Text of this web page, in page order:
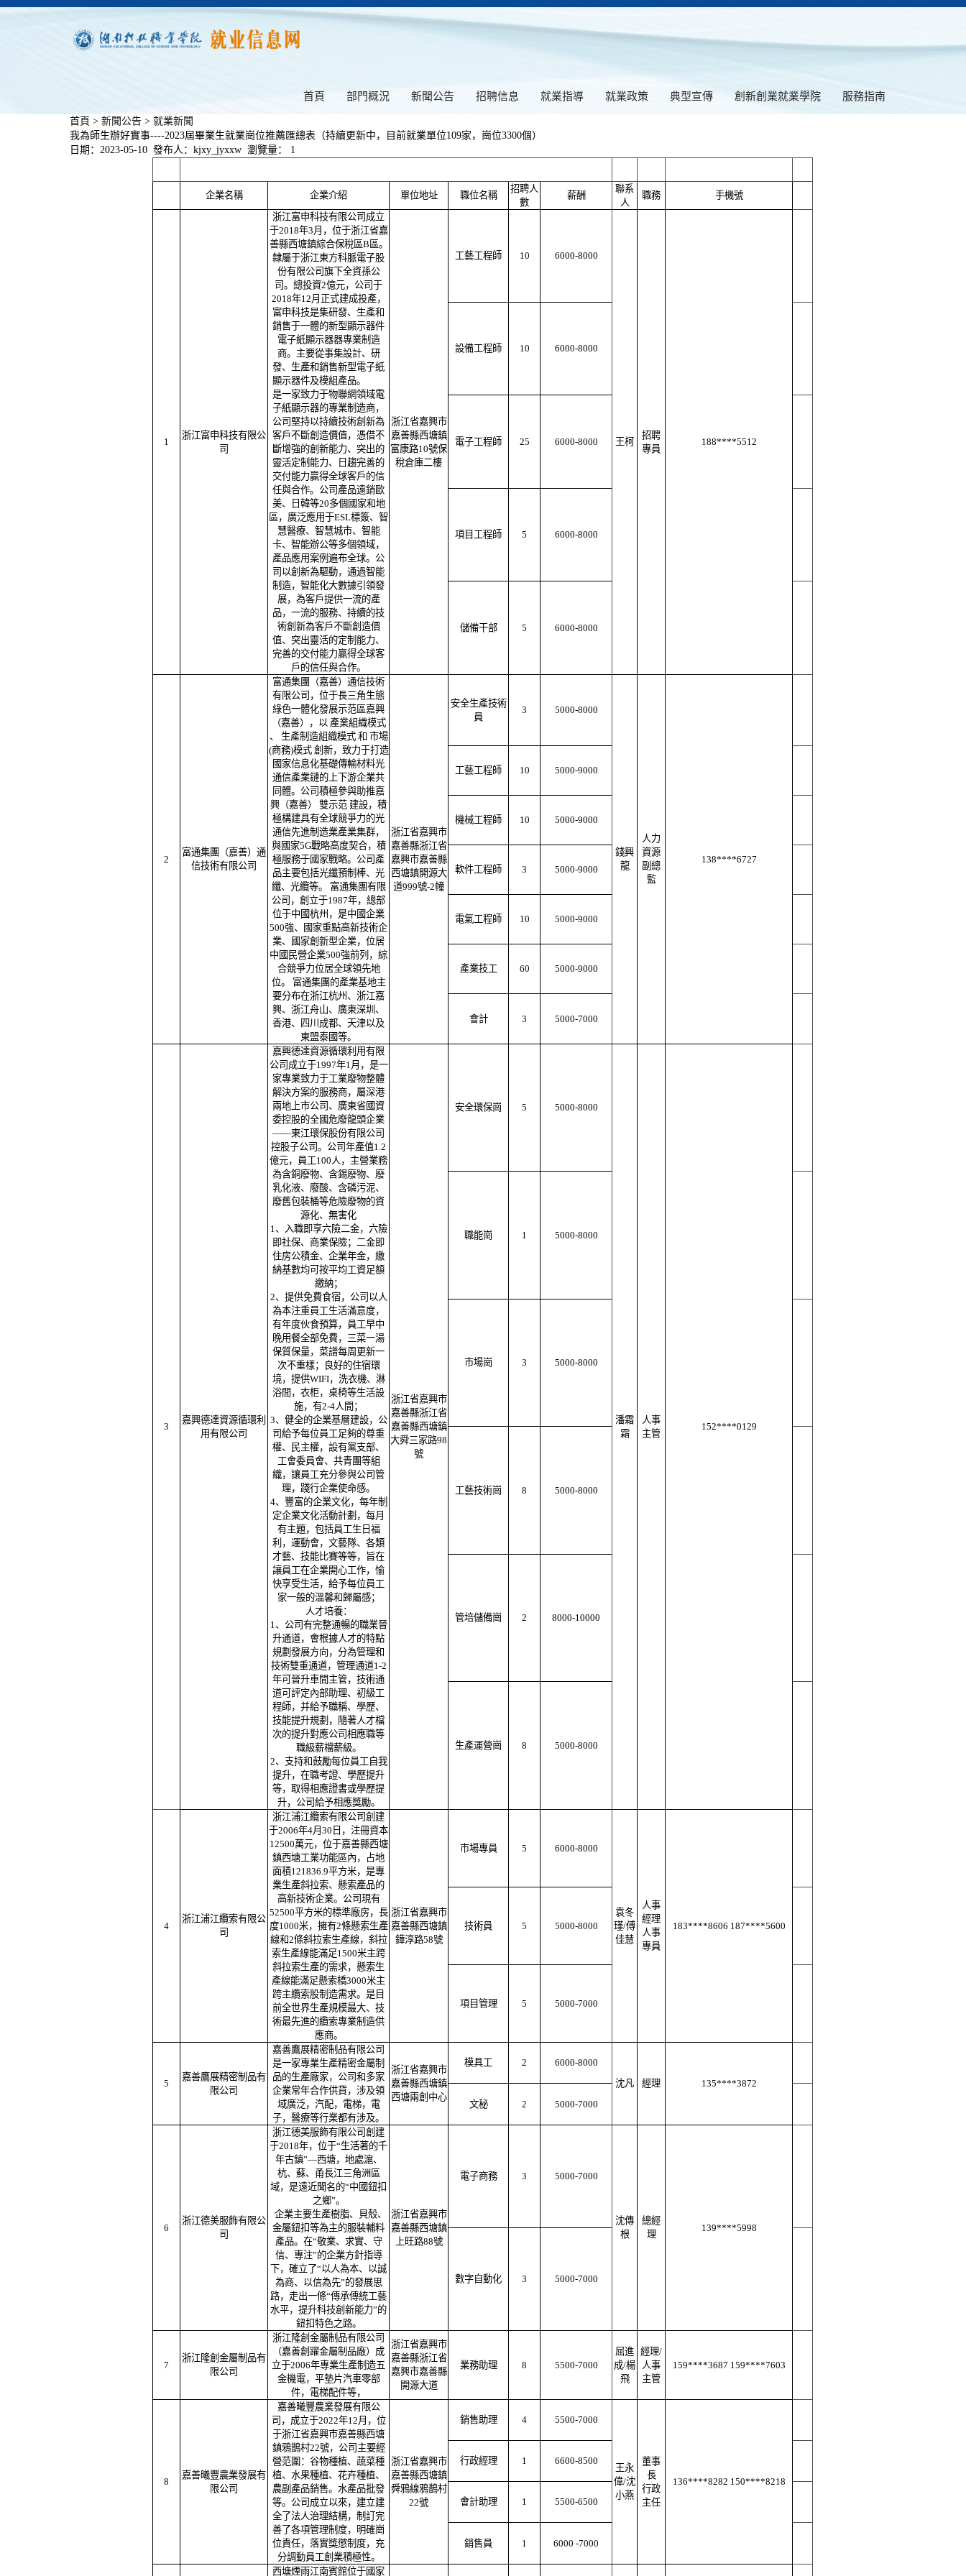
首頁 部門概況 新聞公告 招聘信息 就業指導 就業政策 典型宣傳 創新創業就業學院 服務指南
首頁 > 新聞公告 > 就業新聞
我為師生辦好實事----2023屆畢業生就業崗位推薦匯總表（持續更新中，目前就業單位109家，崗位3300個）
日期：2023-05-10 發布人：kjxy_jyxxw 瀏覽量： 1
企業名稱 企業介紹 單位地址 職位名稱
招聘人
數
薪酬
聯系
人
職務 手機號
1
浙江富申科技有限公
司
浙江富申科技有限公司成立
于2018年3月，位于浙江省嘉
善縣西塘鎮綜合保稅區B區。
隸屬于浙江東方科脈電子股
份有限公司旗下全資孫公
司。總投資2億元，公司于
2018年12月正式建成投產，
富申科技是集研發、生產和
銷售于一體的新型顯示器件
電子紙顯示器器專業制造
商。主要從事集設計、研
發、生產和銷售新型電子紙
顯示器件及模組產品。
是一家致力于物聯網領域電
子紙顯示器的專業制造商，
公司堅持以持續技術創新為
客戶不斷創造價值，憑借不
斷增強的創新能力、突出的
靈活定制能力、日趨完善的
交付能力贏得全球客戶的信
任與合作。公司產品遠銷歐
美、日韓等20多個國家和地
區，廣泛應用于ESL標簽、智
慧醫療、智慧城市、智能
卡、智能辦公等多個領域，
產品應用案例遍布全球。公
司以創新為驅動，通過智能
制造，智能化大數據引領發
展，為客戶提供一流的產
品，一流的服務、持續的技
術創新為客戶不斷創造價
值、突出靈活的定制能力、
完善的交付能力贏得全球客
戶的信任與合作。
浙江省嘉興市
嘉善縣西塘鎮
富康路10號保
稅倉庫二樓
工藝工程師 10 6000-8000
王柯
招聘
專員
188****5512
設備工程師 10 6000-8000
電子工程師 25 6000-8000
項目工程師 5 6000-8000
儲備干部 5 6000-8000
2
富通集團（嘉善）通
信技術有限公司
富通集團（嘉善）通信技術
有限公司，位于長三角生態
綠色一體化發展示范區嘉興
（嘉善），以 產業組織模式
、 生產制造組織模式 和 市場
(商務)模式 創新，致力于打造
國家信息化基礎傳輸材料光
通信產業鏈的上下游企業共
同體。公司積極參與助推嘉
興（嘉善） 雙示范 建設，積
極構建具有全球競爭力的光
通信先進制造業產業集群，
與國家5G戰略高度契合，積
極服務于國家戰略。公司產
品主要包括光纖預制棒、光
纖、光纜等。 富通集團有限
公司，創立于1987年，總部
位于中國杭州，是中國企業
500強、國家重點高新技術企
業、國家創新型企業，位居
中國民營企業500強前列，綜
合競爭力位居全球領先地
位。 富通集團的產業基地主
要分布在浙江杭州、浙江嘉
興、浙江舟山、廣東深圳、
香港、四川成都、天津以及
東盟泰國等。
浙江省嘉興市
嘉善縣浙江省
嘉興市嘉善縣
西塘鎮開源大
道999號-2幢
安全生產技術
員
3 5000-8000
錢興
龍
人力
資源
副總
監
138****6727
工藝工程師 10 5000-9000
機械工程師 10 5000-9000
軟件工程師 3 5000-9000
電氣工程師 10 5000-9000
產業技工 60 5000-9000
會計 3 5000-7000
3
嘉興德達資源循環利
用有限公司
嘉興德達資源循環利用有限
公司成立于1997年1月，是一
家專業致力于工業廢物整體
解決方案的服務商，屬深港
兩地上市公司、廣東省國資
委控股的全國危廢龍頭企業
——東江環保股份有限公司
控股子公司。公司年產值1.2
億元，員工100人，主營業務
為含銅廢物、含錫廢物、廢
乳化液、廢酸、含磷污泥、
廢舊包裝桶等危險廢物的資
源化、無害化
1、入職即享六險二金，六險
即社保、商業保險；二金即
住房公積金、企業年金，繳
納基數均可按平均工資足額
繳納；
2、提供免費食宿，公司以人
為本注重員工生活滿意度，
有年度伙食預算，員工早中
晚用餐全部免費，三菜一湯
保質保量，菜譜每周更新一
次不重樣；良好的住宿環
境，提供WIFI，洗衣機、淋
浴間，衣柜，桌椅等生活設
施，有2-4人間；
3、健全的企業基層建設，公
司給予每位員工足夠的尊重
權、民主權，設有黨支部、
工會委員會、共青團等組
織，讓員工充分參與公司管
理，踐行企業使命感。
4、豐富的企業文化，每年制
定企業文化活動計劃，每月
有主題，包括員工生日福
利，運動會，文藝隊、各類
才藝、技能比賽等等，旨在
讓員工在企業開心工作，愉
快享受生活，給予每位員工
家一般的溫馨和歸屬感；
人才培養：
1、公司有完整通暢的職業晉
升通道，會根據人才的特點
規劃發展方向，分為管理和
技術雙重通道，管理通道1-2
年可晉升車間主管，技術通
道可評定內部助理、初級工
程師，并給予職稱、學歷、
技能提升規劃，隨著人才檔
次的提升對應公司相應職等
職級薪檔薪級。
2、支持和鼓勵每位員工自我
提升，在職考證、學歷提升
等，取得相應證書或學歷提
升，公司給予相應獎勵。
浙江省嘉興市
嘉善縣浙江省
嘉善縣西塘鎮
大舜三家路98
號
安全環保崗 5 5000-8000
潘霜
霜
人事
主管
152****0129
職能崗 1 5000-8000
市場崗 3 5000-8000
工藝技術崗 8 5000-8000
管培儲備崗 2 8000-10000
生產運營崗 8 5000-8000
4
浙江浦江纜索有限公
司
浙江浦江纜索有限公司創建
于2006年4月30日，注冊資本
12500萬元，位于嘉善縣西塘
鎮西塘工業功能區內，占地
面積121836.9平方米，是專
業生產斜拉索、懸索產品的
高新技術企業。公司現有
52500平方米的標準廠房，長
度1000米，擁有2條懸索生產
線和2條斜拉索生產線，斜拉
索生產線能滿足1500米主跨
斜拉索生產的需求，懸索生
產線能滿足懸索橋3000米主
跨主纜索股制造需求。是目
前全世界生產規模最大、技
術最先進的纜索專業制造供
應商。
浙江省嘉興市
嘉善縣西塘鎮
鏵淳路58號
市場專員 5 6000-8000
袁冬
瑾/傅
佳慧
人事
經理
人事
專員
183****8606 187****5600
技術員 5 5000-8000
項目管理 5 5000-7000
5
嘉善鷹展精密制品有
限公司
嘉善鷹展精密制品有限公司
是一家專業生產精密金屬制
品的生產廠家，公司和多家
企業常年合作供貨，涉及領
域廣泛，汽配，電梯，電
子，醫療等行業都有涉及。
浙江省嘉興市
嘉善縣西塘鎮
西塘兩創中心
模具工 2
6000-8000
沈凡
經理
135****3872
文秘
2 5000-7000
6
浙江德美服飾有限公
司
浙江德美服飾有限公司創建
于2018年，位于“生活著的千
年古鎮”—西塘，地處滬、
杭、蘇、甬長江三角洲區
域，是遠近聞名的“中國鈕扣
之鄉”。
企業主要生產樹脂、貝殼、
金屬鈕扣等為主的服裝輔料
產品。在“敬業、求實、守
信、專注”的企業方針指導
下，確立了“以人為本、以誠
為商、以信為先”的發展思
路，走出一條“傳承傳統工藝
水平，提升科技創新能力”的
鈕扣特色之路。
浙江省嘉興市
嘉善縣西塘鎮
上旺路88號
電子商務 3 5000-7000
沈傳
根
總經
理
139****5998
數字自動化 3 5000-7000
7
浙江隆創金屬制品有
限公司
浙江隆創金屬制品有限公司
（嘉善創躍金屬制品廠）成
立于2006年專業生產制造五
金機電，平墊片汽車零部
件，電梯配件等，
浙江省嘉興市
嘉善縣浙江省
嘉興市嘉善縣
開源大道
業務助理 8 5500-7000
屈進
成/楊
飛
經理/
人事
主管
159****3687 159****7603
8
嘉善曦豐農業發展有
限公司
嘉善曦豐農業發展有限公
司，成立于2022年12月，位
于浙江省嘉興市嘉善縣西塘
鎮鴉鵲村22號，公司主要經
營范圍：谷物種植、蔬菜種
植、水果種植、花卉種植、
農副產品銷售。水產品批發
等。公司成立以來，建立建
全了法人治理結構，制訂完
善了各項管理制度，明確崗
位責任，落實獎懲制度，充
分調動員工創業積極性。
浙江省嘉興市
嘉善縣西塘鎮
舜鴉線鴉鵲村
22號
銷售助理 4 5500-7000
王永
偉/沈
小燕
董事
長
行政
主任
136****8282 150****8218
行政經理 1 6600-8500
會計助理 1 5500-6500
銷售員 1 6000 -7000
西塘煙雨江南賓館位于國家